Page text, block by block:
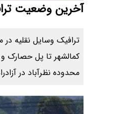
آخرین وضعیت
ترافیک وسایل نقلیه
کمالشهر تا پل حصارک و
محدوده نظرآباد در